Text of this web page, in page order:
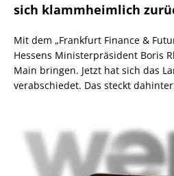
sich klammheimlich
Mit dem „Frankfurt Finance &
Hessens Ministerpräsident Boris
Main bringen. Jetzt hat sich das
verabschiedet. Das steckt